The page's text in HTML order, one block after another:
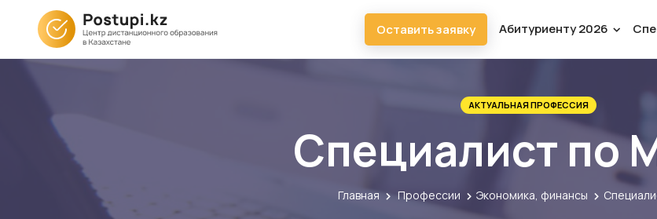
Оставить заявку Абитуриенту 2026
АКТУАЛЬНАЯ ПРОФЕССИЯ
Специалист по
Главная Профессии Экономика, финансы